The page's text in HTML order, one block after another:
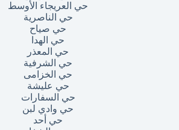
حي العريجاء الأوسط
حي الناصرية
حي صياح
حي الهدا
حي المعذر
حي الشرفية
حي الخزامى
حي عليشة
حي السفارات
حي وادي لبن
حي أحد